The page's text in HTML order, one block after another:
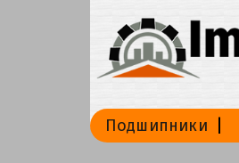
Подшипники